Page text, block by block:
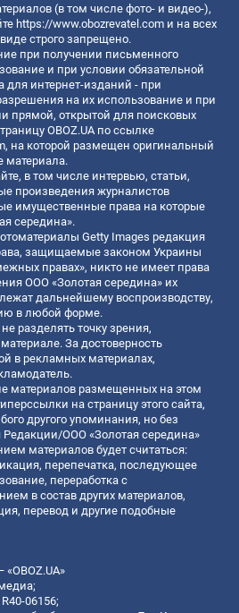
(в том числе фото- и видео-),
https://www.obozrevatel.com и на всех
строго запрещено.
при получении письменного
и при условии обязательной
для интернет-изданий - при
на их использование и при
прямой, открытой для поисковых
OBOZ.UA по ссылке
, на которой размещен оригинальный
материала.
в том числе интервью, статьи,
произведения журналистов
имущественные права на которые
середина».
Getty Images редакция
защищаемые законом Украины
правах», никто не имеет права
ООО «Золотая середина» их
дальнейшему воспроизводству,
в любой форме.
разделять точку зрения,
За достоверность
в рекламных материалах,
материалов размещенных на этом
на страницу этого сайта,
другого упоминания, но без
ООО «Золотая середина»
материалов будет считаться:
перепечатка, последующее
переработка с
в состав других материалов,
перевод и другие подобные
06156;